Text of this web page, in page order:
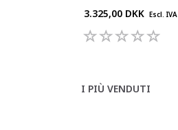
3.325,00 DKK
Escl. IVA
I PIÙ VENDUTI